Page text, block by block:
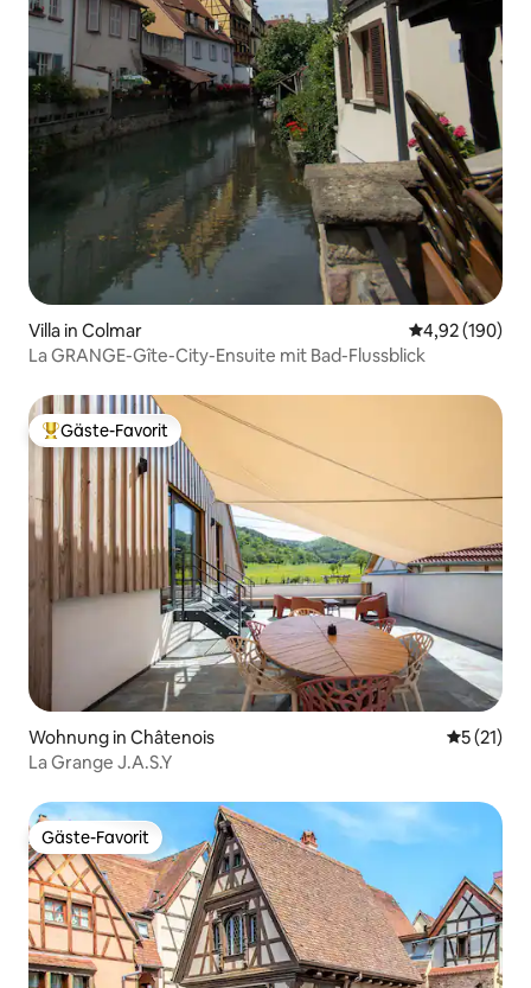
Villa in Colmar
4,92 (190)
La GRANGE-Gîte-City-Ensuite mit Bad-Flussblick
Beliebter Gäste-Favorit.
Gäste-Favorit
Wohnung in Châtenois
5 (21)
La Grange J.A.S.Y
Gäste-Favorit
Gäste-Favorit